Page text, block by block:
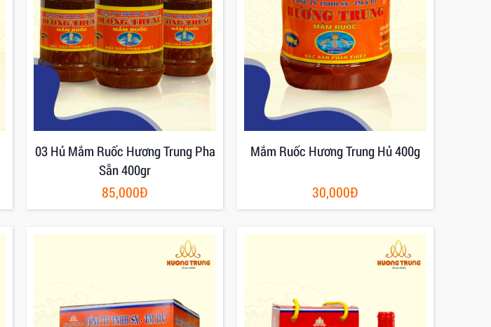
03 Hủ Mắm Ruốc Hương Trung Pha
Sẵn 400gr
85,000Đ
Mắm Ruốc Hương Trung Hủ 400g
30,000Đ